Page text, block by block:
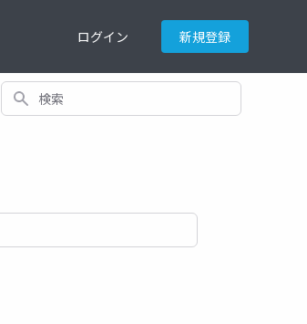
ログイン 新規登録
検索